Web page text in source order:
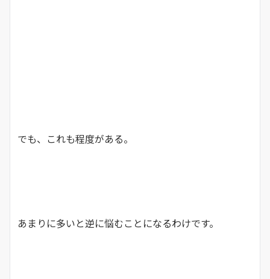
でも、これも程度がある。
あまりに多いと逆に悩むことになるわけです。